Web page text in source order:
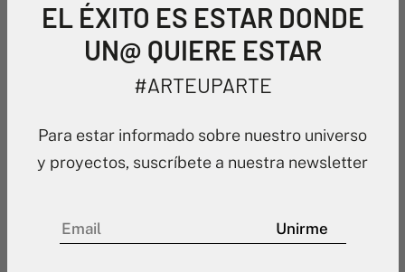
EL ÉXITO ES ESTAR DONDE
UN@ QUIERE ESTAR
#ARTEUPARTE
Para estar informado sobre nuestro universo
y proyectos, suscríbete a nuestra newsletter